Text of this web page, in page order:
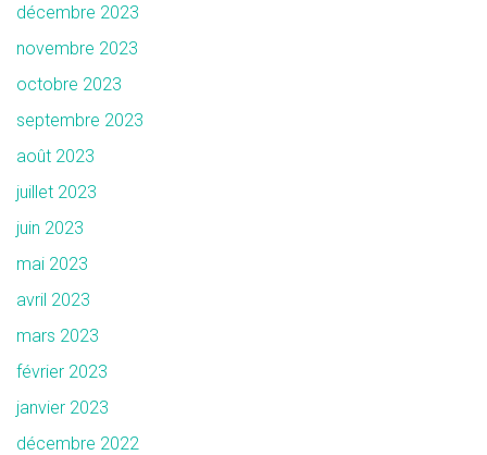
décembre 2023
novembre 2023
octobre 2023
septembre 2023
août 2023
juillet 2023
juin 2023
mai 2023
avril 2023
mars 2023
février 2023
janvier 2023
décembre 2022